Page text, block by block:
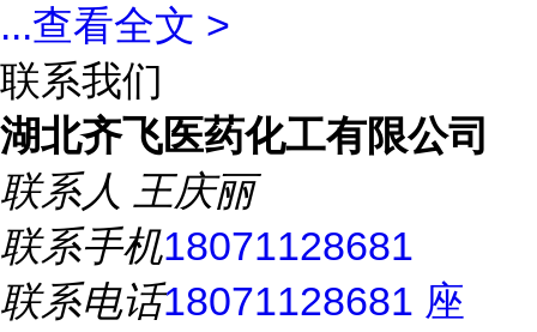
...查看全文 >
联系我们
湖北齐飞医药化工有限公司
联系人 王庆丽
联系手机18071128681
联系电话18071128681 座